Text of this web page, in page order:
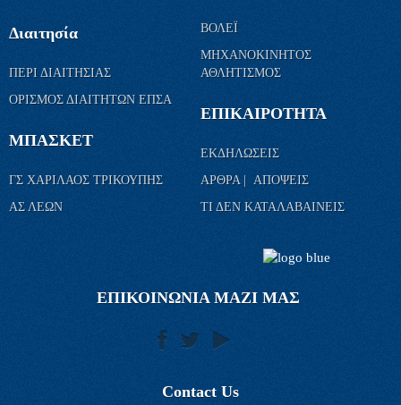
Διαιτησία
ΠΕΡΙ ΔΙΑΙΤΗΣΙΑΣ
ΟΡΙΣΜΟΣ ΔΙΑΙΤΗΤΩΝ ΕΠΣΑ
ΜΠΑΣΚΕΤ
ΓΣ ΧΑΡΙΛΑΟΣ ΤΡΙΚΟΥΠΗΣ
ΑΣ ΛΕΩΝ
ΒΟΛΕΪ
ΜΗΧΑΝΟΚΙΝΗΤΟΣ
ΑΘΛΗΤΙΣΜΟΣ
ΕΠΙΚΑΙΡΟΤΗΤΑ
ΕΚΔΗΛΩΣΕΙΣ
ΑΡΘΡΑ | ΑΠΟΨΕΙΣ
ΤΙ ΔΕΝ ΚΑΤΑΛΑΒΑΙΝΕΙΣ
ΕΠΙΚΟΙΝΩΝΙΑ ΜΑΖΙ ΜΑΣ
Contact Us